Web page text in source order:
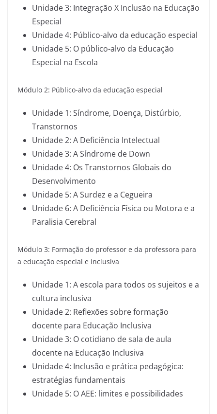
Unidade 3: Integração X Inclusão na Educação
Especial
Unidade 4: Público-alvo da educação especial
Unidade 5: O público-alvo da Educação
Especial na Escola
Módulo 2: Público-alvo da educação especial
Unidade 1: Síndrome, Doença, Distúrbio,
Transtornos
Unidade 2: A Deficiência Intelectual
Unidade 3: A Síndrome de Down
Unidade 4: Os Transtornos Globais do
Desenvolvimento
Unidade 5: A Surdez e a Cegueira
Unidade 6: A Deficiência Física ou Motora e a
Paralisia Cerebral
Módulo 3: Formação do professor e da professora para
a educação especial e inclusiva
Unidade 1: A escola para todos os sujeitos e a
cultura inclusiva
Unidade 2: Reflexões sobre formação
docente para Educação Inclusiva
Unidade 3: O cotidiano de sala de aula
docente na Educação Inclusiva
Unidade 4: Inclusão e prática pedagógica:
estratégias fundamentais
Unidade 5: O AEE: limites e possibilidades